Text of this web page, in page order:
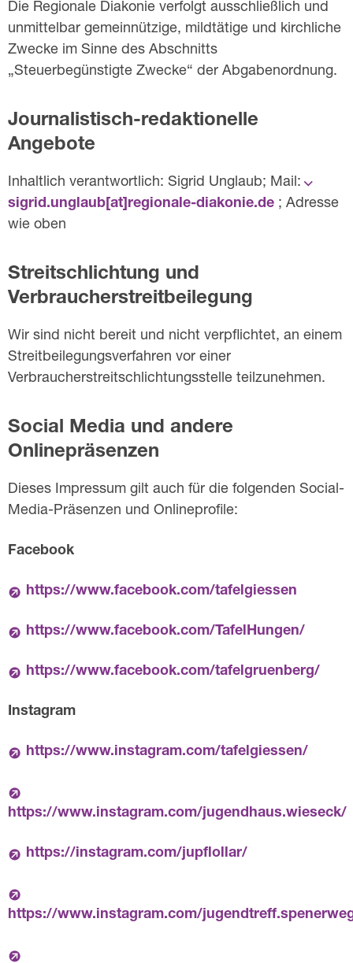
Die Regionale Diakonie verfolgt ausschließlich und
unmittelbar gemeinnützige, mildtätige und kirchliche
Zwecke im Sinne des Abschnitts
„Steuerbegünstigte Zwecke“ der Abgabenordnung.
Journalistisch-redaktionelle
Angebote
Inhaltlich verantwortlich: Sigrid Unglaub; Mail:
sigrid.unglaub[at]­regionale-diakonie.de ; Adresse
wie oben
Streitschlichtung und
Verbraucherstreitbeilegung
Wir sind nicht bereit und nicht verpflichtet, an einem
Streitbeilegungsverfahren vor einer
Verbraucherstreitschlichtungsstelle teilzunehmen.
Social Media und andere
Onlinepräsenzen
Dieses Impressum gilt auch für die folgenden Social-
Media-Präsenzen und Onlineprofile:
Facebook
https://www.facebook.com/tafelgiessen
https://www.facebook.com/TafelHungen/
https://www.facebook.com/tafelgruenberg/
Instagram
https://www.instagram.com/tafelgiessen/
https://www.instagram.com/jugendhaus.wieseck/
https://instagram.com/jupflollar/
https://www.instagram.com/